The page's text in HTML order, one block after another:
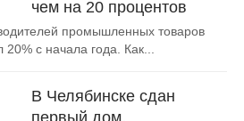
чем на 20 процентов
промышленных товаров
с начала года. Как...
В Челябинске сдан
первый дом,